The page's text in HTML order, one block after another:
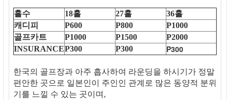
홀수 18홀 27홀
36홀
캐디피
P600 P800
P1000
골프카트
P1000 P1500
P2000
INSURANCEP300 P300 P300
한국의 골프장과 아주 흡사하여 라운딩을 하시기가 정말
편안한 곳으로 일본인이 주인인 관계로 많은 동양적 분위
기를 느낄 수 있는 곳이며,